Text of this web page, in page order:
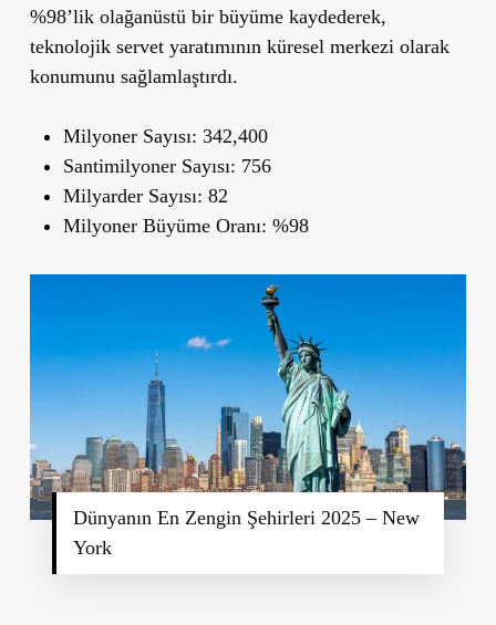
%98’lik olağanüstü bir büyüme kaydederek,
teknolojik servet yaratımının küresel merkezi olarak
konumunu sağlamlaştırdı.
Milyoner Sayısı: 342,400
Santimilyoner Sayısı: 756
Milyarder Sayısı: 82
Milyoner Büyüme Oranı: %98
Dünyanın En Zengin Şehirleri 2025 – New
York